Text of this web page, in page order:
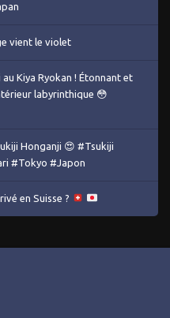
vient le violet
Kiya Ryokan ! Étonnant et
labyrinthique 😳
Honganji 😍 #Tsukiji
#Tokyo #Japon
en Suisse ?